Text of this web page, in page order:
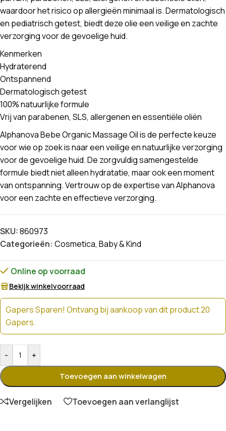
waardoor het risico op allergieën minimaal is. Dermatologisch
en pediatrisch getest, biedt deze olie een veilige en zachte
verzorging voor de gevoelige huid.
Kenmerken
Hydraterend
Ontspannend
Dermatologisch getest
100% natuurlijke formule
Vrij van parabenen, SLS, allergenen en essentiële oliën
Alphanova Bebe Organic Massage Oil is de perfecte keuze
voor wie op zoek is naar een veilige en natuurlijke verzorging
voor de gevoelige huid. De zorgvuldig samengestelde
formule biedt niet alleen hydratatie, maar ook een moment
van ontspanning. Vertrouw op de expertise van Alphanova
voor een zachte en effectieve verzorging.
SKU:860973
Categorieën: Cosmetica, Baby & Kind
Online op voorraad
Bekijk winkelvoorraad
Gapers Sparen! Ontvang bij aankoop van dit product 20
Gapers.
- +
Toevoegen aan winkelwagen
Vergelijken Toevoegen aan verlanglijst